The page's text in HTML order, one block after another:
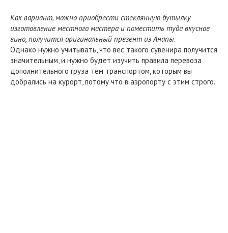
Как вариант, можно приобрести стеклянную бутылку
изготовление местного мастера и поместить туда вкусное
вино, получится оригинальный презент из Анапы.
Однако нужно учитывать, что вес такого сувенира получится
значительным, и нужно будет изучить правила перевоза
дополнительного груза тем транспортом, которым вы
добрались на курорт, потому что в аэропорту с этим строго.